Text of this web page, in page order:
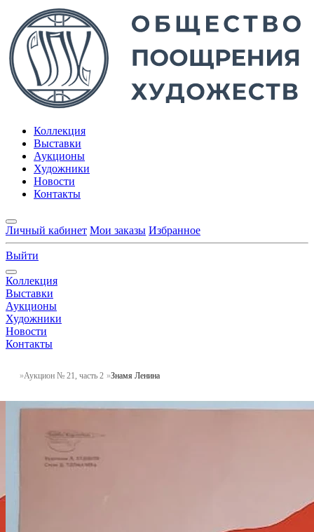
Коллекция
Выставки
Аукционы
Художники
Новости
Контакты
Личный кабинет Мои заказы Избранное
Выйти
Коллекция
Выставки
Аукционы
Художники
Новости
Контакты
Аукцион № 21, часть 2 Знамя Ленина